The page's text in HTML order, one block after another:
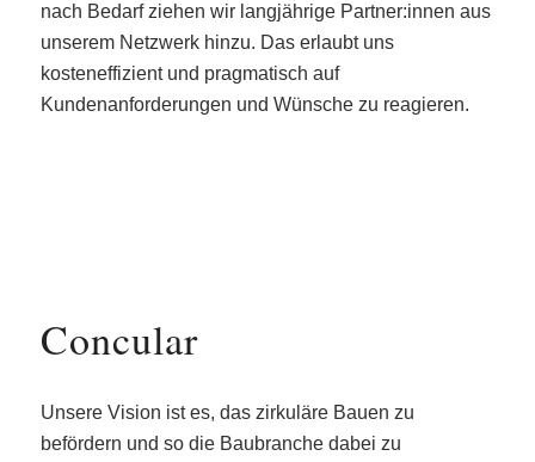
nach Bedarf ziehen wir langjährige Partner:innen aus
unserem Netzwerk hinzu. Das erlaubt uns
kosteneffizient und pragmatisch auf
Kundenanforderungen und Wünsche zu reagieren.
Concular
Unsere Vision ist es, das zirkuläre Bauen zu
befördern und so die Baubranche dabei zu